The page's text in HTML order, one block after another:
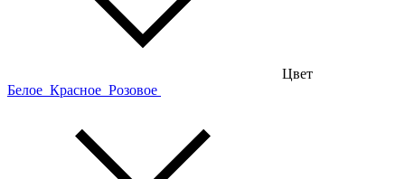
Цвет
Белое Красное Розовое